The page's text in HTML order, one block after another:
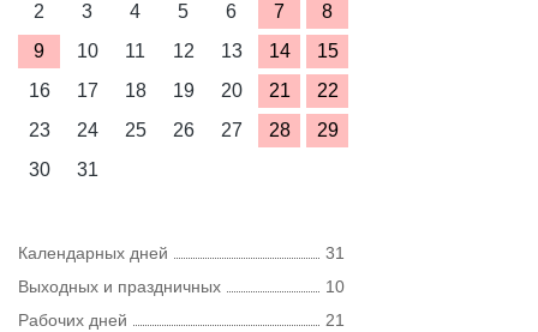
2
3 4 5 6 7
8
9
10 11 12 13 14
15
16
17 18 19 20 21
22
23
24 25 26 27 28
29
30
31
Календарных дней
31
Выходных и праздничных
10
Рабочих дней
21